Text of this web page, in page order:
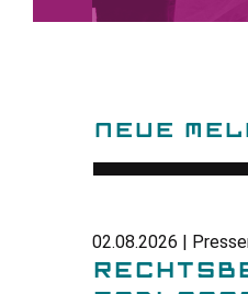
NEUE
02.08.2026 |